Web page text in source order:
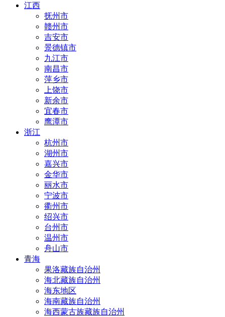
江西
抚州市
赣州市
吉安市
景德镇市
九江市
南昌市
萍乡市
上饶市
新余市
宜春市
鹰潭市
浙江
杭州市
湖州市
嘉兴市
金华市
丽水市
宁波市
衢州市
绍兴市
台州市
温州市
舟山市
青海
果洛藏族自治州
海北藏族自治州
海东地区
海南藏族自治州
海西蒙古族藏族自治州